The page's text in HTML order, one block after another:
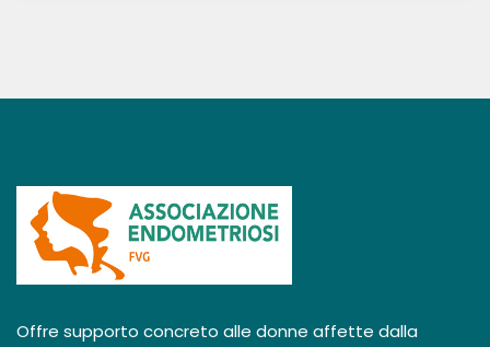
Offre supporto concreto alle donne affette dalla